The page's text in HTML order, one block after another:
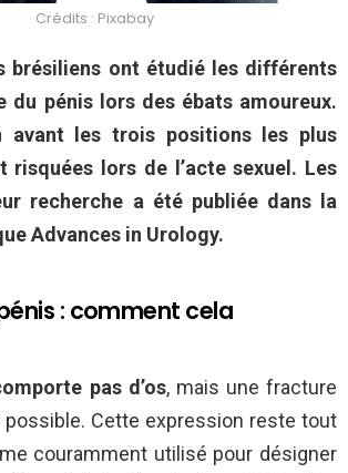
Crédits : Pixabay
brésiliens ont étudié les différents
du pénis lors des ébats amoureux.
avant les trois positions les plus
risquées lors de l’acte sexuel. Les
recherche a été publiée dans la
Advances in Urology.
: comment cela
pas d’os, mais une fracture
Cette expression reste tout
couramment utilisé pour désigner